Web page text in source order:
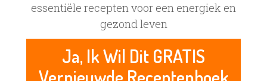
essentiële recepten voor een energiek en
gezond leven
Ja, Ik Wil Dit GRATIS